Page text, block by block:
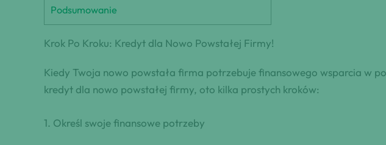
Podsumowanie
Krok Po Kroku: Kredyt dla Nowo Powstałej Firmy!
Kiedy Twoja nowo powstała firma potrzebuje finansowego wsparcia w
kredyt dla nowo powstałej firmy, oto kilka prostych kroków:
1. Określ swoje finansowe potrzeby